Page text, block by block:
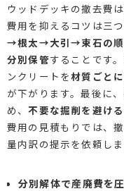
ウッドデッキの撤去費
費用を抑えるコツは三つ
→根太→大引→束石の順
分別保管することです
ンクリートを材質ごと
が下がります。最後に
め、不要な掘削を避ける
費用の見積もりでは、
量内訳の提示を依頼しま
分別解体で産廃費を